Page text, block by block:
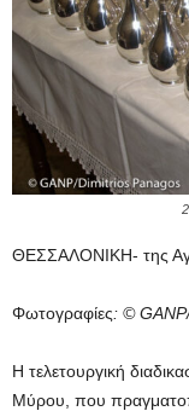
ΘΕΣΣΑΛΟΝΙΚΗ- της
Φωτογραφίες: ©
Η τελετουργική
Μύρου, που